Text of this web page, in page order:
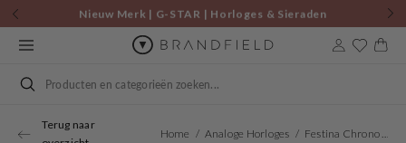
Skip to
content
Nieuw Merk | G-STAR | Horloges & Sieraden
Cart
Search
Terug naar
Home Analoge Horloges Festina Chrono Bike Black Men's Watch F20726/3